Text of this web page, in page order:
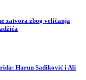
zatvora zbog veličanja
Harun Sadiković i Ali